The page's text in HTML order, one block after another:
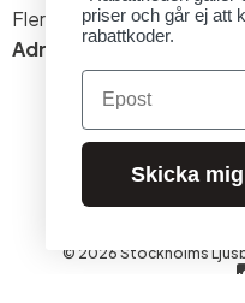
Fler kontaktuppgifter »
Adress:
© 2026 Stockholms
priser och går ej att
rabattkoder.
Email
Skicka